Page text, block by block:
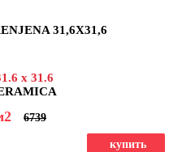
31,6X31,6
x 31.6
6739
купить